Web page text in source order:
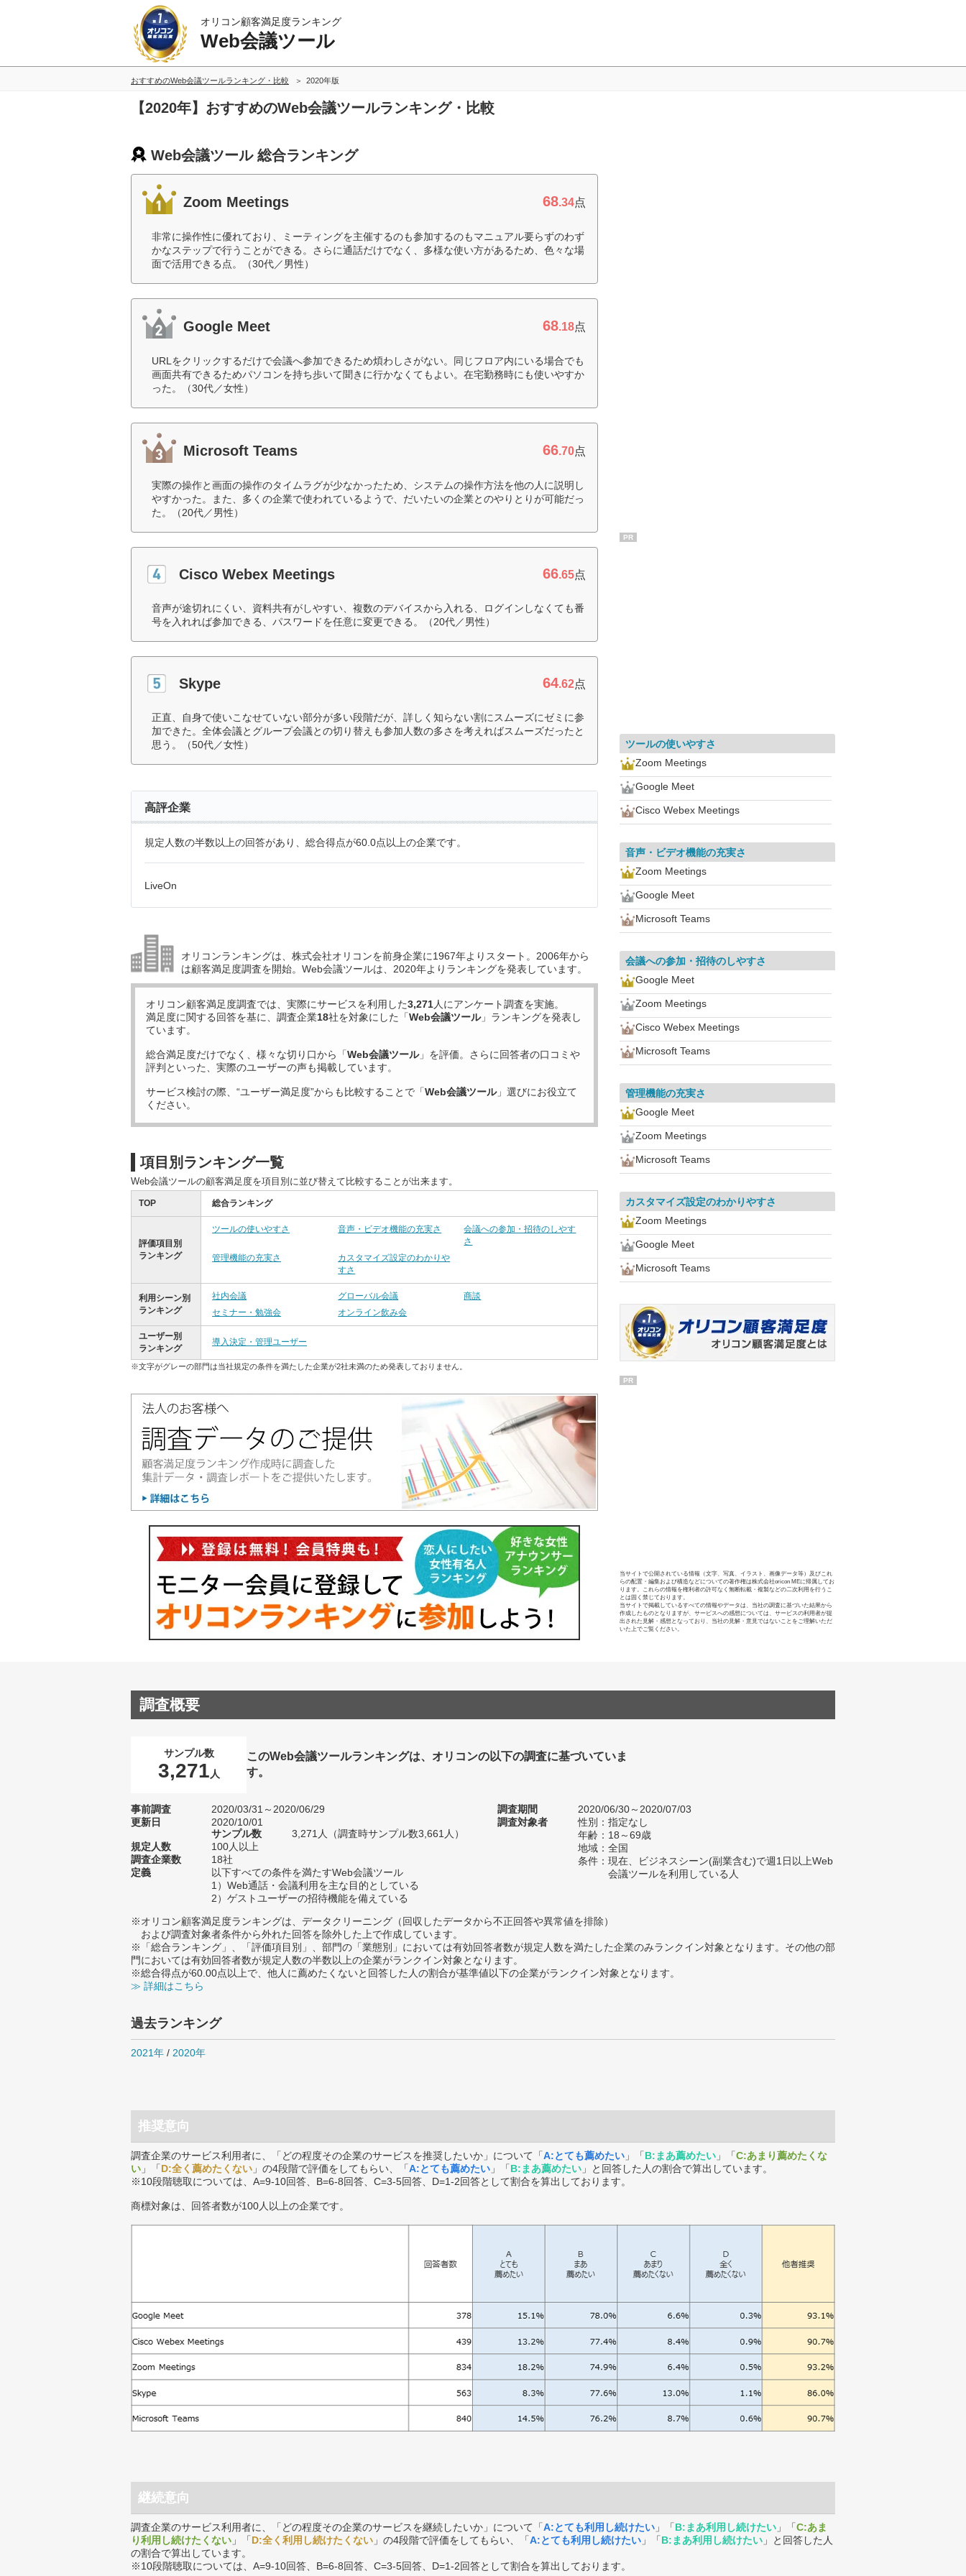
オリコン顧客満足度ランキング
Web会議ツール
おすすめのWeb会議ツールランキング・比較 2020年版
【2020年】おすすめのWeb会議ツールランキング・比較
Web会議ツール 総合ランキング
Zoom Meetings 68.34点
非常に操作性に優れており、ミーティングを主催するのも参加するのもマニュアル要らずのわず
かなステップで行うことができる。さらに通話だけでなく、多様な使い方があるため、色々な場
面で活用できる点。（30代／男性）
Google Meet 68.18点
URLをクリックするだけで会議へ参加できるため煩わしさがない。同じフロア内にいる場合でも
画面共有できるためパソコンを持ち歩いて聞きに行かなくてもよい。在宅勤務時にも使いやすか
った。（30代／女性）
Microsoft Teams 66.70点
実際の操作と画面の操作のタイムラグが少なかったため、システムの操作方法を他の人に説明し
やすかった。また、多くの企業で使われているようで、だいたいの企業とのやりとりが可能だっ
た。（20代／男性）
Cisco Webex Meetings 66.65点
音声が途切れにくい、資料共有がしやすい、複数のデバイスから入れる、ログインしなくても番
号を入れれば参加できる、パスワードを任意に変更できる。（20代／男性）
Skype 64.62点
正直、自身で使いこなせていない部分が多い段階だが、詳しく知らない割にスムーズにゼミに参
加できた。全体会議とグループ会議との切り替えも参加人数の多さを考えればスムーズだったと
思う。（50代／女性）
高評企業
規定人数の半数以上の回答があり、総合得点が60.0点以上の企業です。
LiveOn
オリコンランキングは、株式会社オリコンを前身企業に1967年よりスタート。2006年から
は顧客満足度調査を開始。Web会議ツールは、2020年よりランキングを発表しています。
オリコン顧客満足度調査では、実際にサービスを利用した3,271人にアンケート調査を実施。
満足度に関する回答を基に、調査企業18社を対象にした「Web会議ツール」ランキングを発表し
ています。
総合満足度だけでなく、様々な切り口から「Web会議ツール」を評価。さらに回答者の口コミや
評判といった、実際のユーザーの声も掲載しています。
サービス検討の際、“ユーザー満足度”からも比較することで「Web会議ツール」選びにお役立て
ください。
項目別ランキング一覧
Web会議ツールの顧客満足度を項目別に並び替えて比較することが出来ます。
TOP 総合ランキング
評価項目別
ランキング
ツールの使いやすさ 音声・ビデオ機能の充実さ
会議への参加・招待のしやす
さ
管理機能の充実さ
カスタマイズ設定のわかりや
すさ
利用シーン別
ランキング
社内会議 グローバル会議
商談
セミナー・勉強会
オンライン飲み会
ユーザー別
ランキング
導入決定・管理ユーザー
※文字がグレーの部門は当社規定の条件を満たした企業が2社未満のため発表しておりません。
PR
ツールの使いやすさ
Zoom Meetings
Google Meet
Cisco Webex Meetings
音声・ビデオ機能の充実さ
Zoom Meetings
Google Meet
Microsoft Teams
会議への参加・招待のしやすさ
Google Meet
Zoom Meetings
Cisco Webex Meetings
Microsoft Teams
管理機能の充実さ
Google Meet
Zoom Meetings
Microsoft Teams
カスタマイズ設定のわかりやすさ
Zoom Meetings
Google Meet
Microsoft Teams
PR
当サイトで公開されている情報（文字、写真、イラスト、画像データ等）及びこれ
らの配置・編集および構造などについての著作権は株式会社oricon MEに帰属してお
ります。これらの情報を権利者の許可なく無断転載・複製などの二次利用を行うこ
とは固く禁じております。
当サイトで掲載しているすべての情報やデータは、当社の調査に基づいた結果から
作成したものとなりますが、サービスへの感想については、サービスの利用者が提
出された見解・感想となっており、当社の見解・意見ではないことをご理解いただ
いた上でご覧ください。
調査概要
サンプル数
3,271 人
このWeb会議ツールランキングは、オリコンの以下の調査に基づいていま
す。
事前調査
2020/03/31～2020/06/29
更新日
2020/10/01
サンプル数
3,271人（調査時サンプル数3,661人）
規定人数
100人以上
調査企業数
18社
定義
以下すべての条件を満たすWeb会議ツール
1）Web通話・会議利用を主な目的としている
2）ゲストユーザーの招待機能を備えている
調査期間
2020/06/30～2020/07/03
調査対象者
性別：指定なし
年齢：18～69歳
地域：全国
条件：現在、ビジネスシーン(副業含む)で週1日以上Web
会議ツールを利用している人
※オリコン顧客満足度ランキングは、データクリーニング（回収したデータから不正回答や異常値を排除）
および調査対象者条件から外れた回答を除外した上で作成しています。
※「総合ランキング」、「評価項目別」、部門の「業態別」においては有効回答者数が規定人数を満たした企業のみランクイン対象となります。その他の部
門においては有効回答者数が規定人数の半数以上の企業がランクイン対象となります。
※総合得点が60.00点以上で、他人に薦めたくないと回答した人の割合が基準値以下の企業がランクイン対象となります。
≫ 詳細はこちら
過去ランキング
2021年 / 2020年
推奨意向
調査企業のサービス利用者に、「どの程度その企業のサービスを推奨したいか」について「A:とても薦めたい 」「B:まあ薦めたい 」「C:あまり薦めたくな
い 」「D:全く薦めたくない 」の4段階で評価をしてもらい、「A:とても薦めたい 」「B:まあ薦めたい 」と回答した人の割合で算出しています。
※10段階聴取については、A=9-10回答、B=6-8回答、C=3-5回答、D=1-2回答として割合を算出しております。
商標対象は、回答者数が100人以上の企業です。
継続意向
調査企業のサービス利用者に、「どの程度その企業のサービスを継続したいか」について「A:とても利用し続けたい 」「B:まあ利用し続けたい 」「C:あま
り利用し続けたくない 」「D:全く利用し続けたくない 」の4段階で評価をしてもらい、「A:とても利用し続けたい 」「B:まあ利用し続けたい 」と回答した人
の割合で算出しています。
※10段階聴取については、A=9-10回答、B=6-8回答、C=3-5回答、D=1-2回答として割合を算出しております。